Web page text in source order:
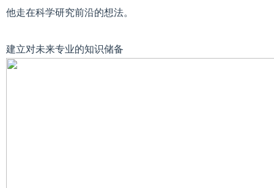
他走在科学研究前沿的想法。
建立对未来专业的知识储备